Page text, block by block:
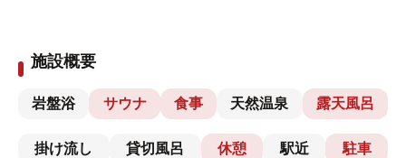
施設概要
岩盤浴 サウナ 食事 天然温泉 露天風呂
掛け流し 貸切風呂 休憩 駅近 駐車